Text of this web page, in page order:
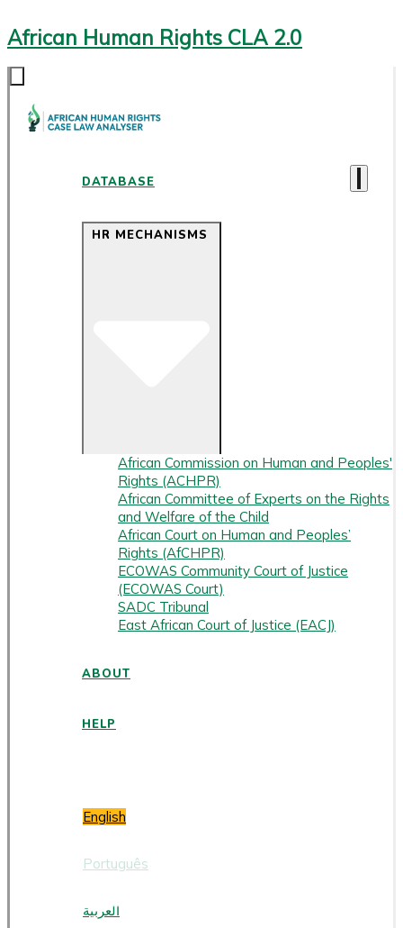
African Human Rights CLA 2.0
DATABASE
HR MECHANISMS
African Commission on Human and Peoples'
Rights (ACHPR)
African Committee of Experts on the Rights
and Welfare of the Child
African Court on Human and Peoples’
Rights (AfCHPR)
ECOWAS Community Court of Justice
(ECOWAS Court)
SADC Tribunal
East African Court of Justice (EACJ)
ABOUT
HELP
English
Português
العربية